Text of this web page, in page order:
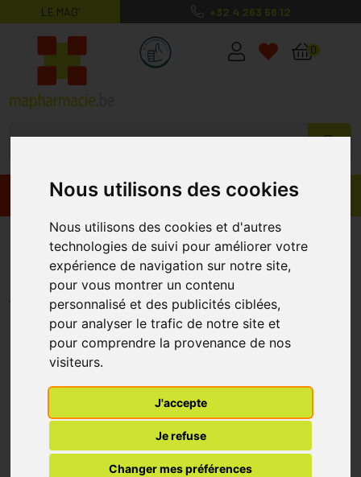
Nous utilisons des cookies
Nous utilisons des cookies et d'autres
technologies de suivi pour améliorer votre
expérience de navigation sur notre site,
pour vous montrer un contenu
personnalisé et des publicités ciblées,
pour analyser le trafic de notre site et
pour comprendre la provenance de nos
visiteurs.
J'accepte
Je refuse
Changer mes préférences
LE MAG’ +32 4 263 56 12
MaPharmacie.be ma santé, mes
0
Promos Produits
Forwarts Wart Remover Spray
35ml
CERES PHARMA